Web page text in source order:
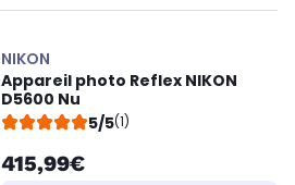
NIKON
Appareil photo Reflex NIKON
D5600 Nu
5/5(1)
415,99€